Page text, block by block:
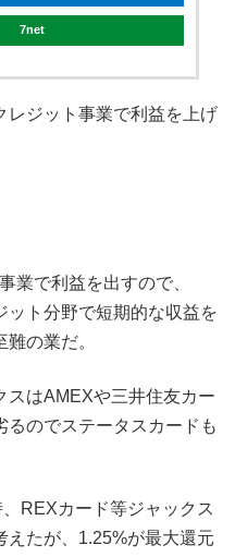
7net
レジット事業で利益を上げ
業で利益を出すので、
ット分野で短期的な収益を
の業だ。
スはAMEXや三井住友カー
るのでステータスカードも
REXカード等ジャックス
えたが、1.25%が最大還元